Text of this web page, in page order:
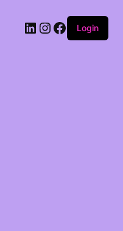
LinkedIn
Instagram
Facebook
Login